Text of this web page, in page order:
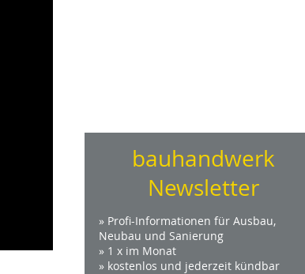
bauhandwerk
Newsletter
» Profi-Informationen für Ausbau,
Neubau und Sanierung
» 1 x im Monat
» kostenlos und jederzeit kündbar